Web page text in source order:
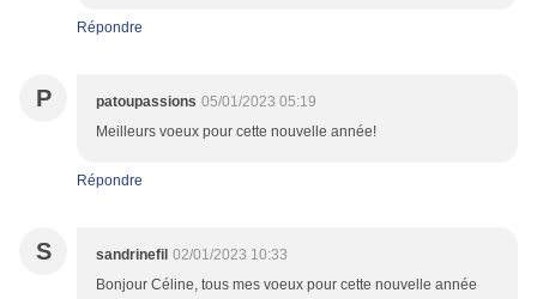
Répondre
P patoupassions 05/01/2023 05:19
Meilleurs voeux pour cette nouvelle année!
Répondre
S sandrinefil 02/01/2023 10:33
Bonjour Céline, tous mes voeux pour cette nouvelle année